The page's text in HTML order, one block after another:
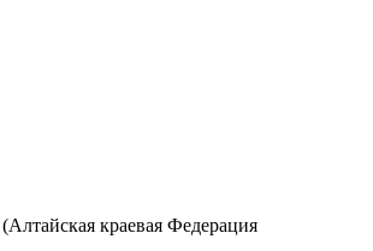
краевая Федерация